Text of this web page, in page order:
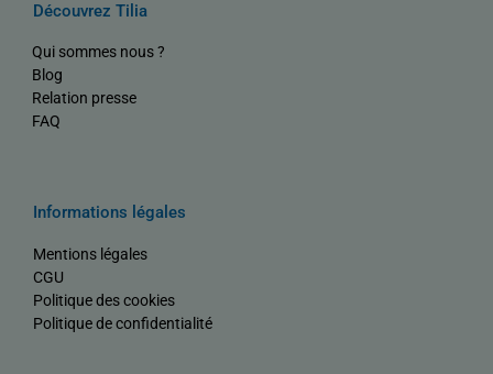
Découvrez Tilia
Qui sommes nous ?
Blog
Relation presse
FAQ
Informations légales
Mentions légales
CGU
Politique des cookies
Politique de confidentialité